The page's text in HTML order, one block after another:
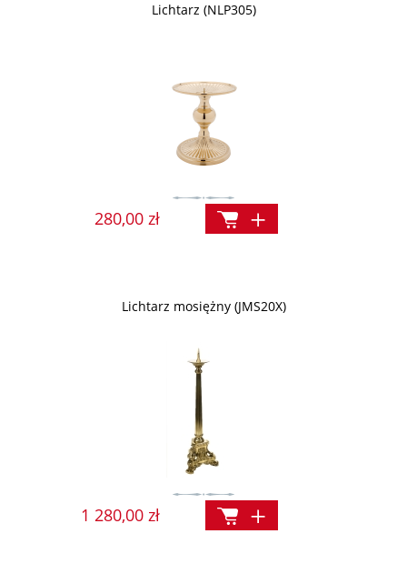
Lichtarz (NLP305)
280,00 zł
Lichtarz mosiężny (JMS20X)
1 280,00 zł